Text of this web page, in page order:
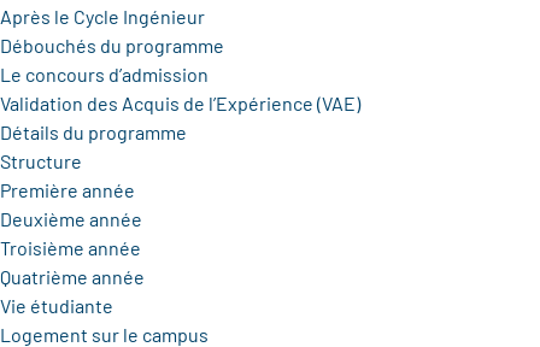
Après le Cycle Ingénieur
Débouchés du programme
Le concours d’admission
Validation des Acquis de l’Expérience (VAE)
Détails du programme
Structure
Première année
Deuxième année
Troisième année
Quatrième année
Vie étudiante
Logement sur le campus